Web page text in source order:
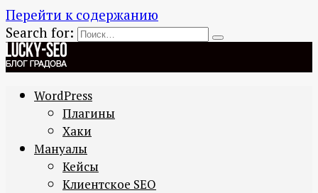
Перейти к содержанию
Search for:
WordPress
Плагины
Хаки
Мануалы
Кейсы
Клиентское SEO